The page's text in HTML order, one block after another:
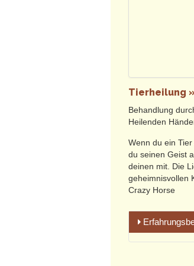
Tierheilung
Behandlung
Heilenden
Wenn du ein
du seinen Geist
deinen mit. Die
geheimnisvollen
Crazy Horse